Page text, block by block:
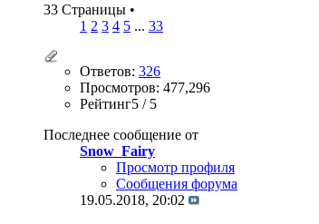
33 Страницы •
1 2 3 4 5 ... 33
Ответов: 326
Просмотров: 477,296
Рейтинг5 / 5
Последнее сообщение от
Snow_Fairy
Просмотр профиля
Сообщения форума
19.05.2018, 20:02